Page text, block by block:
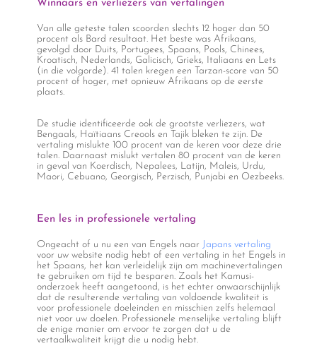
Winnaars en verliezers van vertalingen
Van alle geteste talen scoorden slechts 12 hoger dan 50
procent als Bard resultaat. Het beste was Afrikaans,
gevolgd door Duits, Portugees, Spaans, Pools, Chinees,
Kroatisch, Nederlands, Galicisch, Grieks, Italiaans en Lets
(in die volgorde). 41 talen kregen een Tarzan-score van 50
procent of hoger, met opnieuw Afrikaans op de eerste
plaats.
De studie identificeerde ook de grootste verliezers, wat
Bengaals, Haïtiaans Creools en Tajik bleken te zijn. De
vertaling mislukte 100 procent van de keren voor deze drie
talen. Daarnaast mislukt vertalen 80 procent van de keren
in geval van Koerdisch, Nepalees, Latijn, Maleis, Urdu,
Maori, Cebuano, Georgisch, Perzisch, Punjabi en Oezbeeks.
Een les in professionele vertaling
Ongeacht of u nu een van Engels naar Japans vertaling
voor uw website nodig hebt of een vertaling in het Engels in
het Spaans, het kan verleidelijk zijn om machinevertalingen
te gebruiken om tijd te besparen. Zoals het Kamusi-
onderzoek heeft aangetoond, is het echter onwaarschijnlijk
dat de resulterende vertaling van voldoende kwaliteit is
voor professionele doeleinden en misschien zelfs helemaal
niet voor uw doelen. Professionele menselijke vertaling blijft
de enige manier om ervoor te zorgen dat u de
vertaalkwaliteit krijgt die u nodig hebt.